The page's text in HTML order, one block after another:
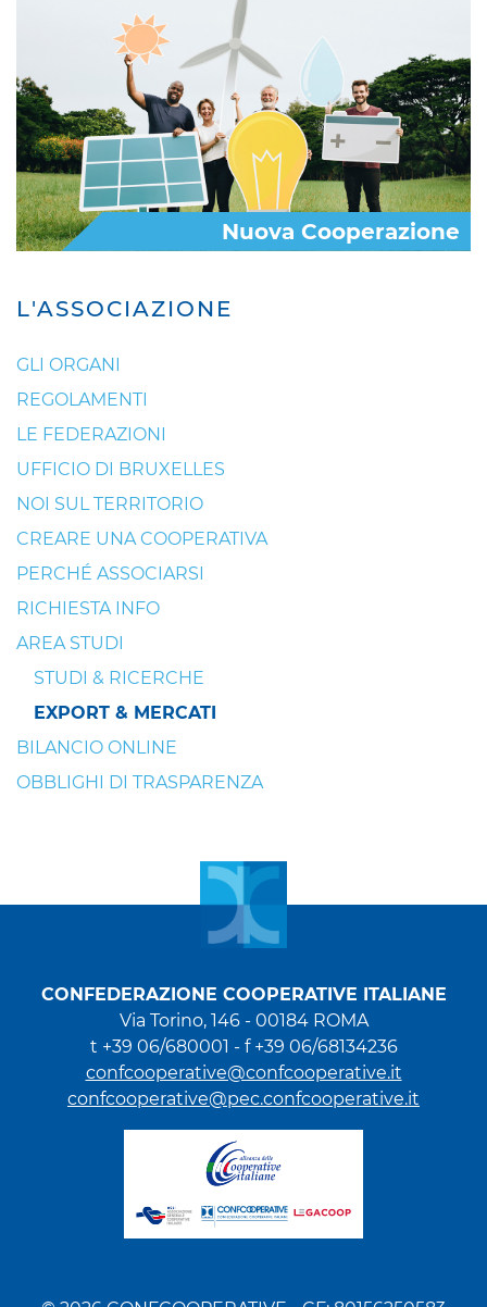
L'ASSOCIAZIONE
GLI ORGANI
REGOLAMENTI
LE FEDERAZIONI
UFFICIO DI BRUXELLES
NOI SUL TERRITORIO
CREARE UNA COOPERATIVA
PERCHÉ ASSOCIARSI
RICHIESTA INFO
AREA STUDI
STUDI & RICERCHE
EXPORT & MERCATI
BILANCIO ONLINE
OBBLIGHI DI TRASPARENZA
Nuova Cooperazione
CONFEDERAZIONE COOPERATIVE ITALIANE
Via Torino, 146 - 00184 ROMA
t +39 06/680001 - f +39 06/68134236
confcooperative@confcooperative.it
confcooperative@pec.confcooperative.it